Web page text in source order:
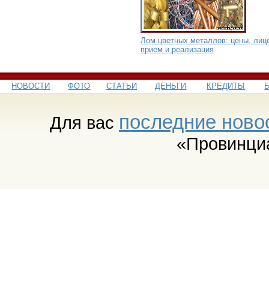
Лом цветных металлов: цены,
прием и реализация
НОВОСТИ ФОТО СТАТЬИ ДЕНЬГИ КРЕДИТЫ
Для вас последние